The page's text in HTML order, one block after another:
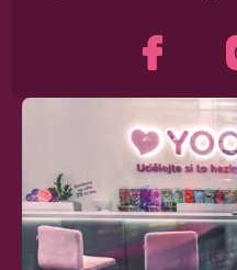
a okamžitě
Garance
Máte30 dnína